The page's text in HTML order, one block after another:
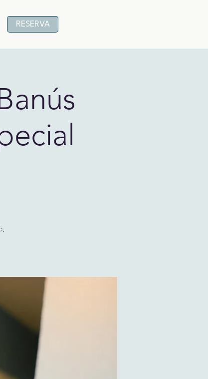
RESERVA